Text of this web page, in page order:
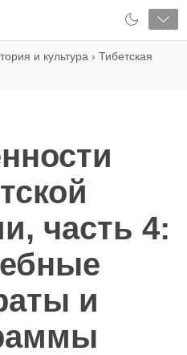
и культура › Тибетская
часть 4:
и